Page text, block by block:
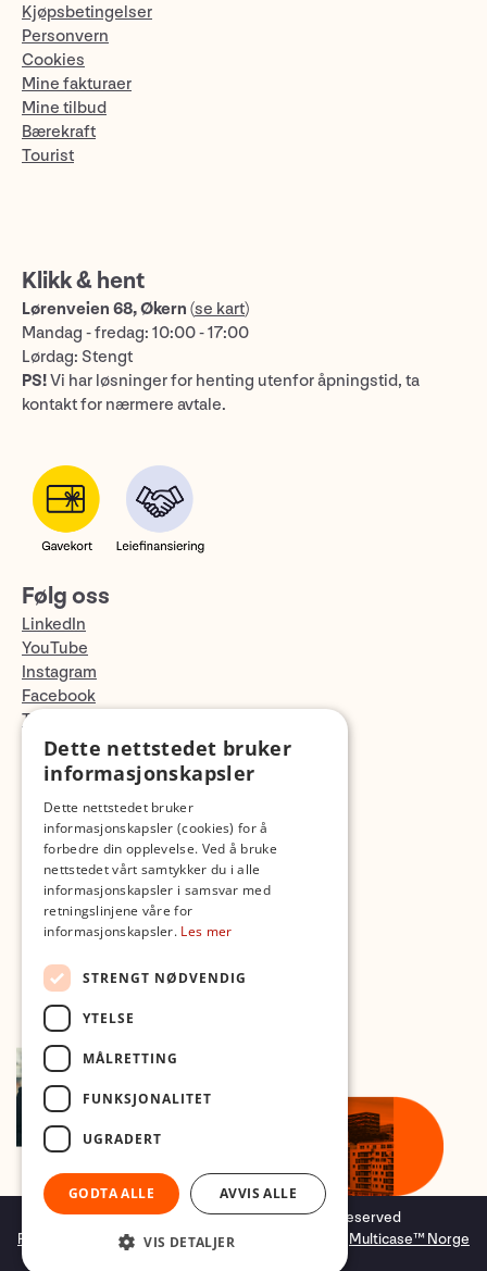
Kjøpsbetingelser
Personvern
Cookies
Mine fakturaer
Mine tilbud
Bærekraft
Tourist
Klikk & hent
Lørenveien 68, Økern (se kart)
Mandag - fredag: 10:00 - 17:00
Lørdag: Stengt
PS!Vi har løsninger for henting utenfor åpningstid, ta
kontakt for nærmere avtale.
Følg oss
LinkedIn
YouTube
Instagram
Facebook
TikTok
Fotopodden
Copyright © 2026 Foto.no - All rights reserved
Forretningssystemog nettbutikkløsning
Multicase™ Norge
Dette nettstedet bruker
informasjonskapsler
Dette nettstedet bruker
informasjonskapsler (cookies) for å
forbedre din opplevelse. Ved å bruke
nettstedet vårt samtykker du i alle
informasjonskapsler i samsvar med
retningslinjene våre for
informasjonskapsler. Les mer
STRENGT NØDVENDIG
YTELSE
MÅLRETTING
FUNKSJONALITET
UGRADERT
GODTA ALLE AVVIS ALLE
VIS DETALJER